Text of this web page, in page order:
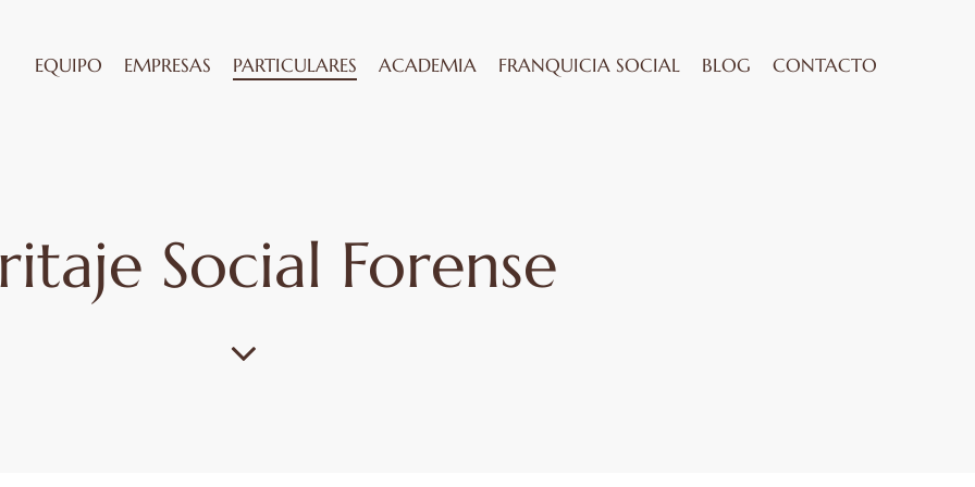
EQUIPO EMPRESAS PARTICULARES ACADEMIA FRANQUICIA SOCIAL BLOG CONTACTO
Social Forense